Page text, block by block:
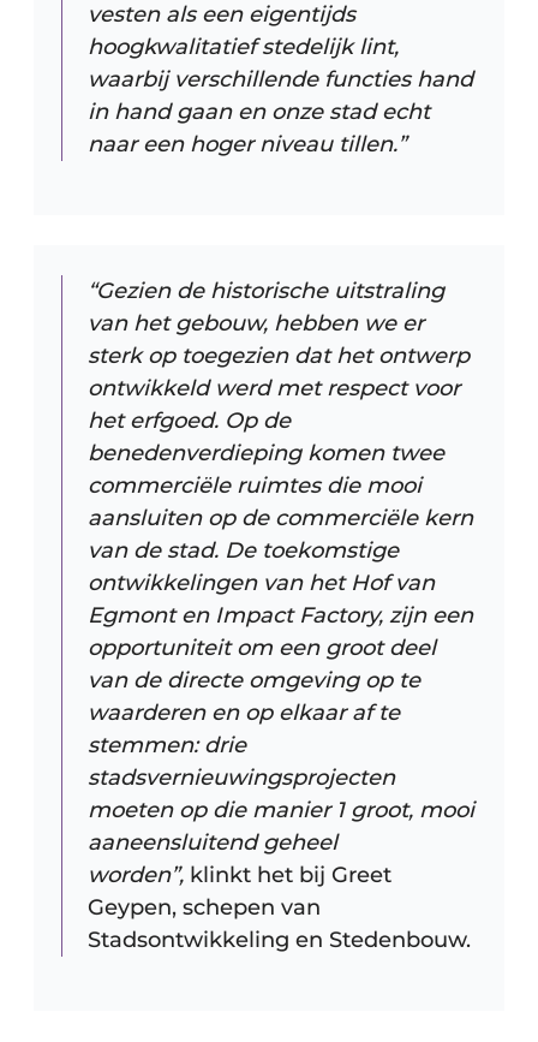
vesten als een eigentijds
hoogkwalitatief stedelijk lint,
waarbij verschillende functies hand
in hand gaan en onze stad echt
naar een hoger niveau tillen.”
“Gezien de historische uitstraling
van het gebouw, hebben we er
sterk op toegezien dat het ontwerp
ontwikkeld werd met respect voor
het erfgoed. Op de
benedenverdieping komen twee
commerciële ruimtes die mooi
aansluiten op de commerciële kern
van de stad. De toekomstige
ontwikkelingen van het Hof van
Egmont en Impact Factory, zijn een
opportuniteit om een groot deel
van de directe omgeving op te
waarderen en op elkaar af te
stemmen: drie
stadsvernieuwingsprojecten
moeten op die manier 1 groot, mooi
aaneensluitend geheel
worden”, klinkt het bij Greet
Geypen, schepen van
Stadsontwikkeling en Stedenbouw.